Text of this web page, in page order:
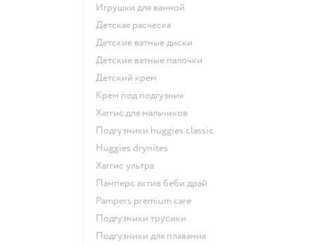
игрушки для ванной
детская расческа
детские ватные диски
детские ватные палочки
детский крем
крем под подгузник
хаггис для мальчиков
подгузники huggies classic
huggies drynites
хаггис ультра
памперс актив беби драй
pampers premium care
подгузники трусики
подгузники для плавания